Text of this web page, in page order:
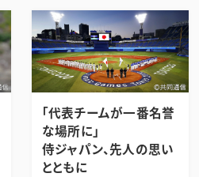
「代表チームが一番名誉
な場所に」
侍ジャパン、先人の思い
とともに